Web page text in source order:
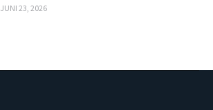
JUNI 23, 2026